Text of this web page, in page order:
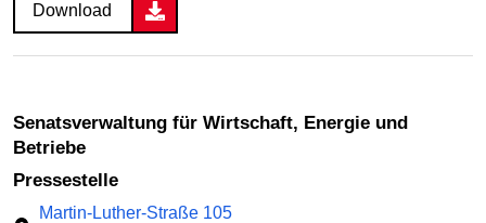
Download
Senatsverwaltung für Wirtschaft, Energie und
Betriebe
Pressestelle
Martin-Luther-Straße 105